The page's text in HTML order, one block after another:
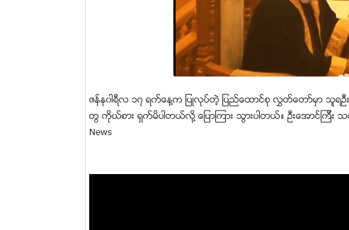
ဇန္န၀ါရီလ ၁၇ ရက္ေန႔က ျပဳလုပ္တဲ့ ျပည္ေထာင္စု လႊတ္ေတာ္မွာ သူရ
တြ ကိုယ္စား ရွက္မိပါတယ္လို႔ ေျပာၾကား သြားပါတယ္။ ဦးေအာင္ၾကီး သ
News